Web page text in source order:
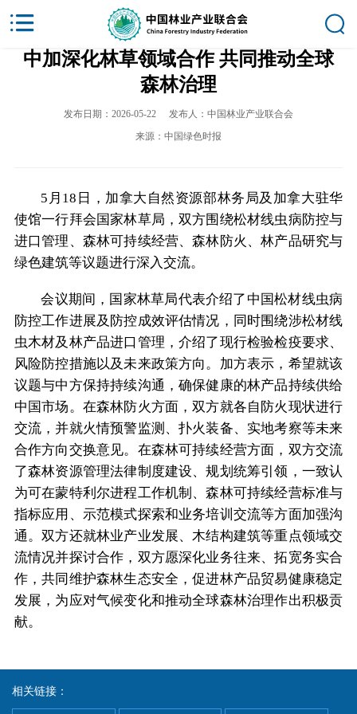
中加深化林草领域合作 共同推动全球
森林治理
发布日期：2026-05-22
发布人：中国林业产业联合会
来源：中国绿色时报
5月18日，加拿大自然资源部林务局及加拿大驻华
使馆一行拜会国家林草局，双方围绕松材线虫病防控与
进口管理、森林可持续经营、森林防火、林产品研究与
绿色建筑等议题进行深入交流。
会议期间，国家林草局代表介绍了中国松材线虫病
防控工作进展及防控成效评估情况，同时围绕涉松材线
虫木材及林产品进口管理，介绍了现行检验检疫要求、
风险防控措施以及未来政策方向。加方表示，希望就该
议题与中方保持持续沟通，确保健康的林产品持续供给
中国市场。在森林防火方面，双方就各自防火现状进行
交流，并就火情预警监测、扑火装备、实地考察等未来
合作方向交换意见。在森林可持续经营方面，双方交流
了森林资源管理法律制度建设、规划统筹引领，一致认
为可在蒙特利尔进程工作机制、森林可持续经营标准与
指标应用、示范模式探索和业务培训交流等方面加强沟
通。双方还就林业产业发展、木结构建筑等重点领域交
流情况并探讨合作，双方愿深化业务往来、拓宽务实合
作，共同维护森林生态安全，促进林产品贸易健康稳定
发展，为应对气候变化和推动全球森林治理作出积极贡
献。
相关链接：